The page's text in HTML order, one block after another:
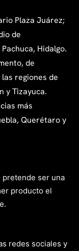
Plaza Juárez;
de
Hidalgo.
de
regiones de
y Tizayuca.
más
Querétaro y
pretende ser una
producto el
redes sociales y